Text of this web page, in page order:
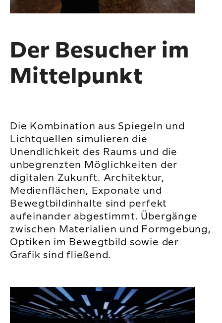
Der Besucher im
Mittel­punkt
Die Kombination aus Spiegeln und
Lichtquellen simulieren die
Unendlichkeit des Raums und die
unbegrenzten Möglichkeiten der
digitalen Zukunft. Architektur,
Medienflächen, Exponate und
Bewegtbildinhalte sind perfekt
aufeinander abgestimmt. Übergänge
zwischen Materialien und Formgebung,
Optiken im Bewegtbild sowie der
Grafik sind fließend.